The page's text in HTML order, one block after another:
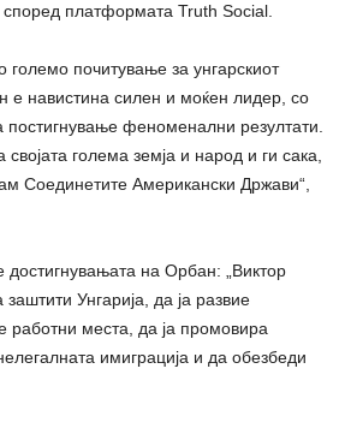
платформата Truth Social.
големо почитување за унгарскиот
е навистина силен и моќен лидер, со
постигнување феноменални резултати.
голема земја и народ и ги сака,
Соединетите Американски Држави“,
достигнувањата на Орбан: „Виктор
Унгарија, да ја развие
работни места, да ја промовира
имиграција и да обезбеди